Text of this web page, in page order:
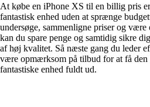
At købe en iPhone XS til en billig pris
fantastisk enhed uden at sprænge
undersøge, sammenligne priser og
kan du spare penge og samtidig sikre
af høj kvalitet. Så næste gang du leder
være opmærksom på tilbud for at få den
fantastiske enhed fuldt ud.